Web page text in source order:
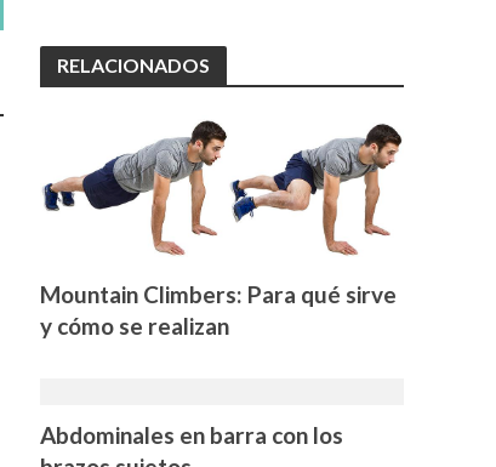
RELACIONADOS
Mountain Climbers: Para qué sirve
y cómo se realizan
Abdominales en barra con los